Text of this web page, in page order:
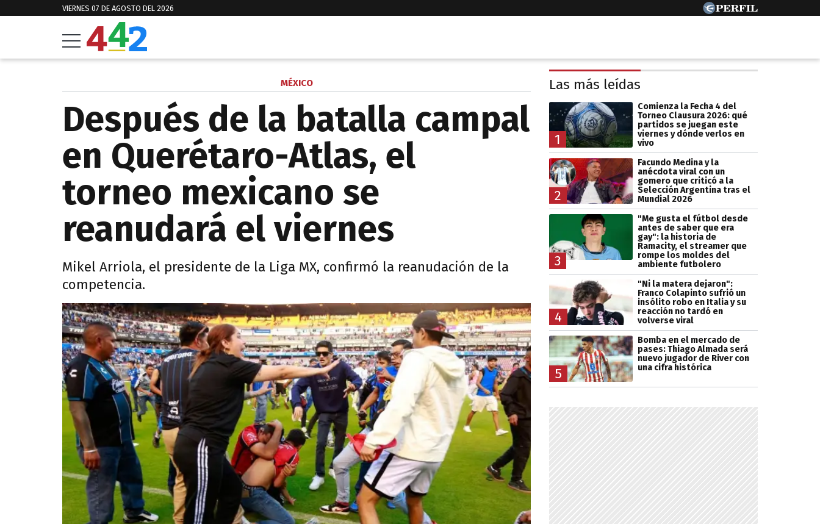
VIERNES 07 DE AGOSTO DEL 2026
MÉXICO
Después de la batalla campal
en Querétaro-Atlas, el
torneo mexicano se
reanudará el viernes
Mikel Arriola, el presidente de la Liga MX, confirmó la reanudación de la
competencia.
Las más leídas
1
Comienza la Fecha 4 del
Torneo Clausura 2026: qué
partidos se juegan este
viernes y dónde verlos en
vivo
2
Facundo Medina y la
anécdota viral con un
gomero que criticó a la
Selección Argentina tras el
Mundial 2026
3
"Me gusta el fútbol desde
antes de saber que era
gay": la historia de
Ramacity, el streamer que
rompe los moldes del
ambiente futbolero
4
"Ni la matera dejaron":
Franco Colapinto sufrió un
insólito robo en Italia y su
reacción no tardó en
volverse viral
5
Bomba en el mercado de
pases: Thiago Almada será
nuevo jugador de River con
una cifra histórica